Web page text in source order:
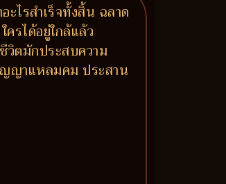
ไรสำเร็จทั้งสิ้น ฉลาด
รได้อยู่ใกล้แล้ว
วิตมักประสบความ
ญญาแหลมคม ประสาน